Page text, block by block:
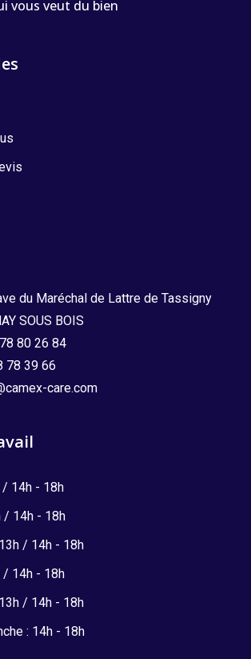
vous veut du bien
du Maréchal de Lattre de Tassigny
SOUS BOIS
80 26 84
78 39 66
care.com
/ 14h - 18h
/ 14h - 18h
/ 14h - 18h
/ 14h - 18h
/ 14h - 18h
: 14h - 18h